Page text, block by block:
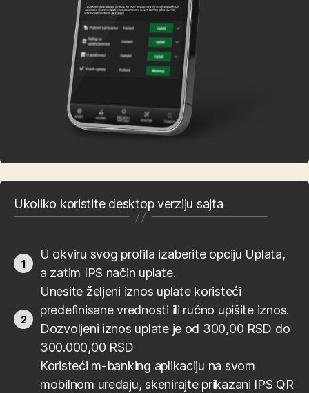
Ukoliko koristite desktop verziju sajta
U okviru svog profila izaberite opciju Uplata,
a zatim IPS način uplate.
Unesite željeni iznos uplate koristeći
predefinisane vrednosti ili ručno upišite iznos.
Dozvoljeni iznos uplate je od 300,00 RSD do
300.000,00 RSD
Koristeći m-banking aplikaciju na svom
mobilnom uređaju, skenirajte prikazani IPS QR